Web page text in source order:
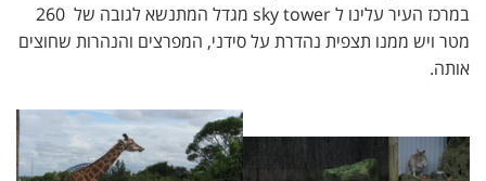
במרכז העיר עלינו ל sky tower מגדל המתנשא לגובה של 260
מטר ויש ממנו תצפית נהדרת על סידני, המפרצים והנהרות שחוצים
אותה.